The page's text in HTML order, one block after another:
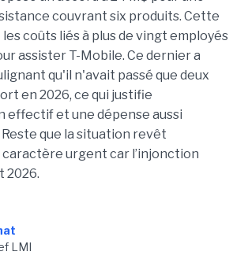
couvrant six produits. Cette
coûts liés à plus de vingt employés
assister T-Mobile. Ce dernier a
qu'il n'avait passé que deux
en 2026, ce qui justifie
effectif et une dépense aussi
que la situation revêt
urgent car l’injonction
2026.
LMI